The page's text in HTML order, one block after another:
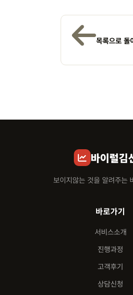
목록으로 돌
바이럴김
보이지않는 것을 알려주는
바로가기
서비스소개
진행과정
고객후기
상담신청